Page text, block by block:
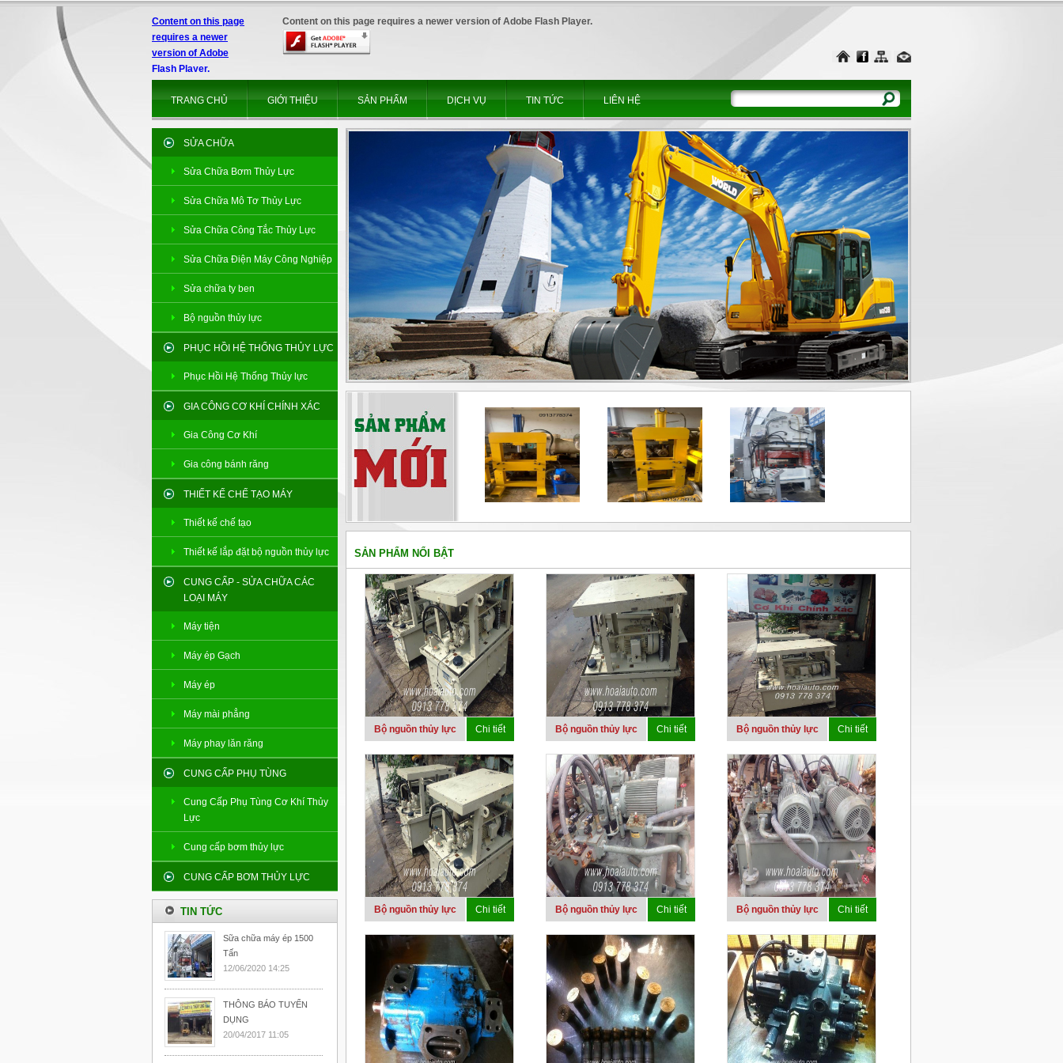
Content on this page
requires a newer
version of Adobe
Flash Player.
Content on this page requires a newer version of Adobe Flash Player.
TRANG CHỦ GIỚI THIỆU SẢN PHẨM DỊCH VỤ TIN TỨC LIÊN HỆ
SỬA CHỮA
Sửa Chữa Bơm Thủy Lực
Sửa Chữa Mô Tơ Thủy Lực
Sửa Chữa Công Tắc Thủy Lực
Sửa Chữa Điện Máy Công Nghiệp
Sửa chữa ty ben
Bộ nguồn thủy lực
PHỤC HỒI HỆ THỐNG THỦY LỰC
Phục Hồi Hệ Thống Thủy lực
GIA CÔNG CƠ KHÍ CHÍNH XÁC
Gia Công Cơ Khí
Gia công bánh răng
THIẾT KẾ CHẾ TẠO MÁY
Thiết kế chế tạo
Thiết kế lắp đặt bộ nguồn thủy lực
CUNG CẤP - SỬA CHỮA CÁC
LOẠI MÁY
Máy tiện
Máy ép Gạch
Máy ép
Máy mài phẳng
Máy phay lăn răng
CUNG CẤP PHỤ TÙNG
Cung Cấp Phụ Tùng Cơ Khí Thủy
Lực
Cung cấp bơm thủy lực
CUNG CẤP BƠM THỦY LỰC
TIN TỨC
Sữa chữa máy ép 1500
Tấn
12/06/2020 14:25
THÔNG BÁO TUYỂN
DỤNG
20/04/2017 11:05
SẢN PHẨM NỔI BẬT
Bộ nguồn thủy lực Chi tiết Bộ nguồn thủy lực Chi tiết Bộ nguồn thủy lực Chi tiết
Bộ nguồn thủy lực Chi tiết Bộ nguồn thủy lực Chi tiết Bộ nguồn thủy lực Chi tiết